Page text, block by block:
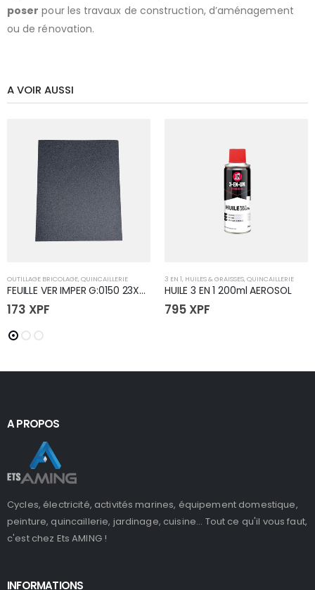
poser pour les travaux de construction, d’aménagement
ou de rénovation.
A VOIR AUSSI
OUTILLAGE BRICOLAGE, QUINCAILLERIE
FEUILLE VER IMPER G:0150 23X28
173 XPF
3 EN 1, HUILES & GRAISSES, QUINCAILLERIE
HUILE 3 EN 1 200ml AEROSOL
795 XPF
A PROPOS
Cycles, électricité, activités marines, équipement domestique,
peinture, quincaillerie, jardinage, cuisine... Tout ce qu'il vous faut,
c'est chez Ets AMING !
INFORMATIONS